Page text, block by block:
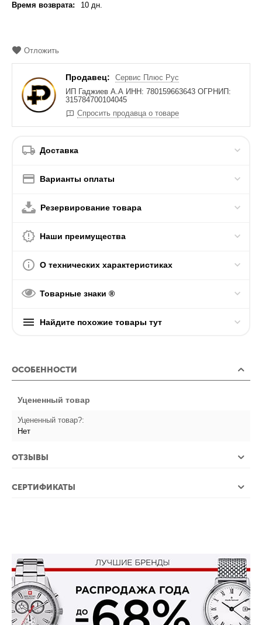
Время возврата: 10 дн.
Отложить
Продавец:
Сервис Плюс Рус
ИП Гаджиев А.А ИНН: 780159663643 ОГРНИП:
315784700104045
Спросить продавца о товаре
Доставка
Варианты оплаты
Резервирование товара
Наши преимущества
О технических характеристиках
Товарные знаки ®
Найдите похожие товары тут
ОСОБЕННОСТИ
Уцененный товар
Уцененный товар?:
Нет
ОТЗЫВЫ
СЕРТИФИКАТЫ